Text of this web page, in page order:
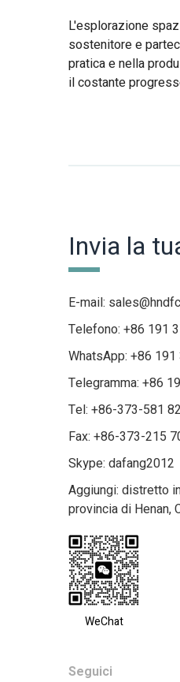
L'esplorazione
sostenitore e
pratica e nella
il costante
Invia la
E-mail:
Telefono: +86 191
WhatsApp: +86
Telegramma: +86
Tel: +86-373-581
Fax: +86-373-215
Skype: dafang2012
Aggiungi: distretto
provincia di Henan,
WeChat
Seguici